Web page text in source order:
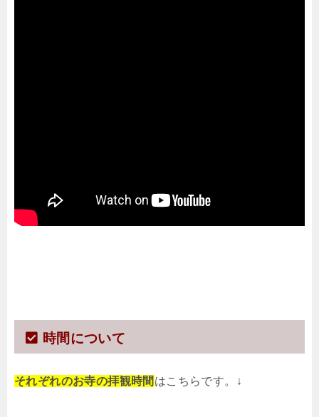
時間について
それぞれのお寺の拝観時間 はこちらです。↓